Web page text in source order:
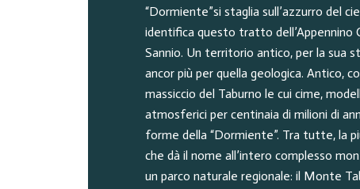
“Dormiente”si staglia sull’azzurro del
identifica questo tratto dell’Appennino
Sannio. Un territorio antico, per la sua
ancor più per quella geologica. Antico,
massiccio del Taburno le cui cime,
atmosferici per centinaia di milioni di
forme della “Dormiente”. Tra tutte, la
che dà il nome all’intero complesso
un parco naturale regionale: il Monte